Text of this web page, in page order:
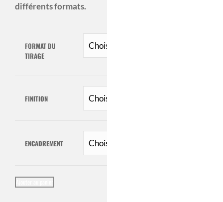
différents formats.
FORMAT DU
TIRAGE
FINITION
ENCADREMENT
QUANTITÉ
DE